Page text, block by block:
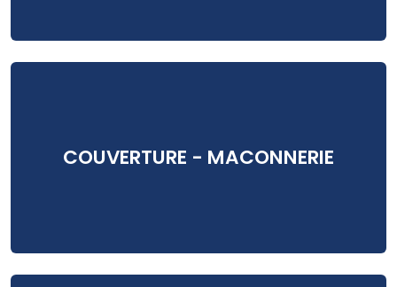
COUVERTURE - MACONNERIE